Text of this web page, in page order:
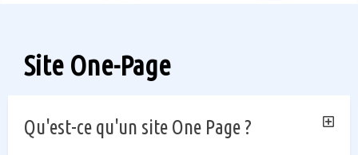
Site One-Page
Qu'est-ce qu'un site One Page ?